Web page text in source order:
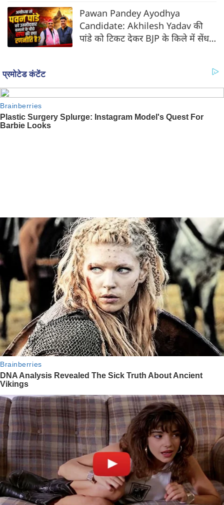
Pawan Pandey Ayodhya
Candidate: Akhilesh Yadav की
पांडे को टिकट देकर BJP के किले में सेंध